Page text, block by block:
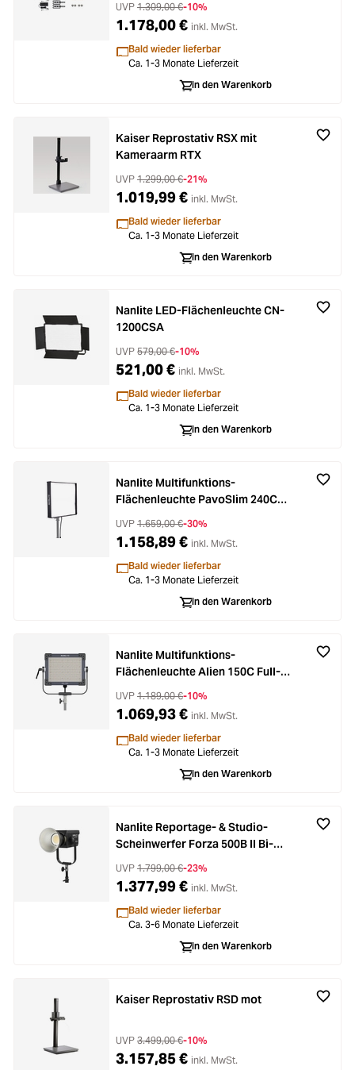
UVP 1.309,00 €-10%
1.178,00 € inkl. MwSt.
Bald wieder lieferbar
Ca. 1-3 Monate Lieferzeit
In den Warenkorb
Kaiser Reprostativ RSX mit
Kameraarm RTX
UVP 1.299,00 €-21%
1.019,99 € inkl. MwSt.
Bald wieder lieferbar
Ca. 1-3 Monate Lieferzeit
In den Warenkorb
Nanlite LED-Flächenleuchte CN-
1200CSA
UVP 579,00 €-10%
521,00 € inkl. MwSt.
Bald wieder lieferbar
Ca. 1-3 Monate Lieferzeit
In den Warenkorb
Nanlite Multifunktions-
Flächenleuchte PavoSlim 240C
Full-Color
UVP 1.659,00 €-30%
1.158,89 € inkl. MwSt.
Bald wieder lieferbar
Ca. 1-3 Monate Lieferzeit
In den Warenkorb
Nanlite Multifunktions-
Flächenleuchte Alien 150C Full-
UVP 1.189,00 €-10%
1.069,93 € inkl. MwSt.
Bald wieder lieferbar
Ca. 1-3 Monate Lieferzeit
In den Warenkorb
Nanlite Reportage- & Studio-
Scheinwerfer Forza 500B II Bi-
UVP 1.799,00 €-23%
1.377,99 € inkl. MwSt.
Bald wieder lieferbar
Ca. 3-6 Monate Lieferzeit
In den Warenkorb
Kaiser Reprostativ RSD mot
UVP 3.499,00 €-10%
3.157,85 € inkl. MwSt.